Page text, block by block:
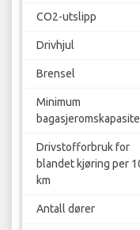
CO2-utslipp
Drivhjul
Brensel
Minimum
Drivstofforbruk for
blandet kjøring per
km
Antall dører